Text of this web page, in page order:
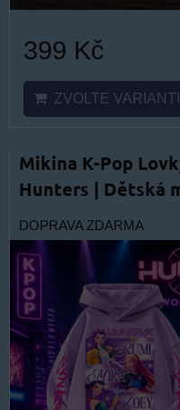
399 Kč
ZVOLTE
Mikina K-Pop
Hunters | Dětská
DOPRAVA ZDARMA